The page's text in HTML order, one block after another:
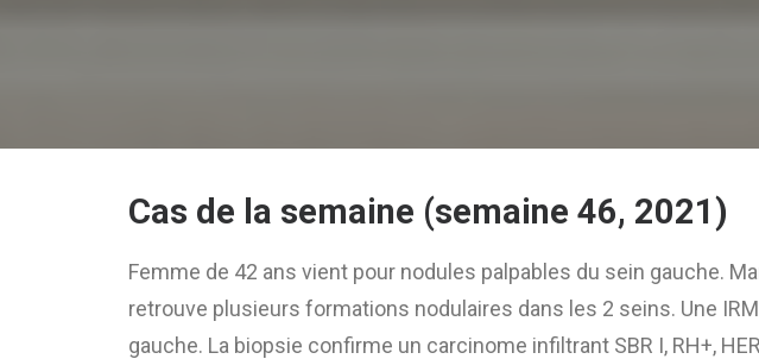
Cas de la semaine (semaine 46, 2021)
Femme de 42 ans vient pour nodules palpables du sein gauche.
retrouve plusieurs formations nodulaires dans les 2 seins. Une
gauche. La biopsie confirme un carcinome infiltrant SBR I, RH+,